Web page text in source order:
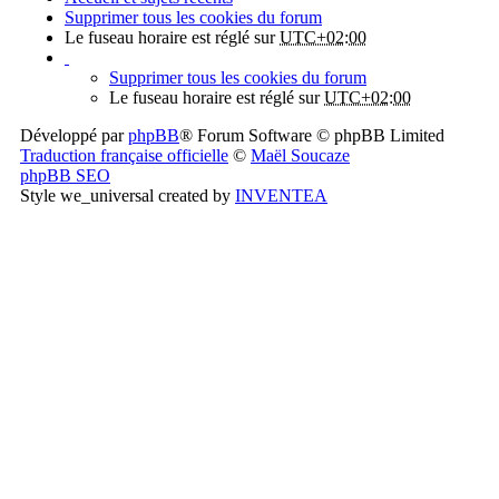
Supprimer tous les cookies du forum
Le fuseau horaire est réglé surUTC+02:00
Supprimer tous les cookies du forum
Le fuseau horaire est réglé surUTC+02:00
Développé parphpBB® Forum Software © phpBB Limited
Traduction française officielle © Maël Soucaze
phpBB SEO
Style we_universal created by INVENTEA